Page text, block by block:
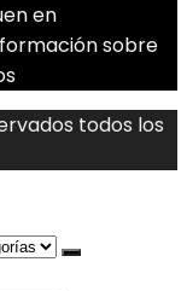
en
sobre
todos los